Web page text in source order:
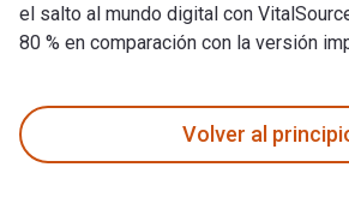
el salto al mundo digital con
80 % en comparación con la versión
Volver al